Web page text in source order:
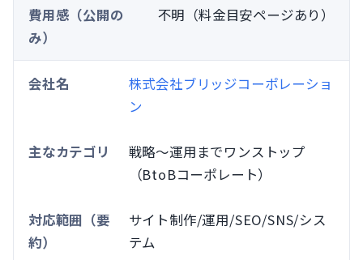
不明（料金目安ページあり）
株式会社ブリッジコーポレーショ
ン
戦略〜運用までワンストップ
（BtoBコーポレート）
サイト制作/運用/SEO/SNS/シス
テム